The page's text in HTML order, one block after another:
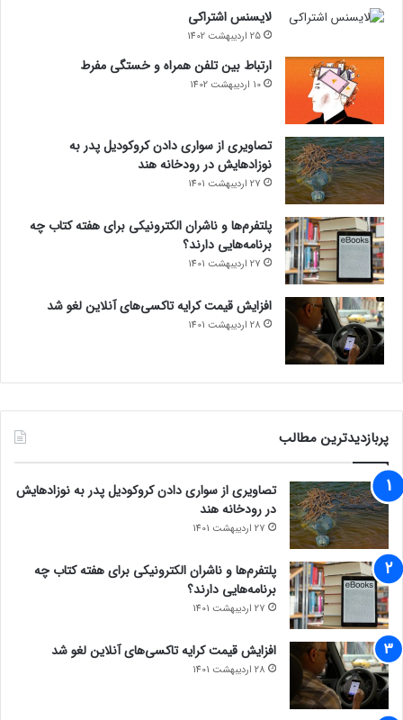
لایسنس اشتراکی
25 اردیبهشت 1402
ارتباط بین تلفن همراه و خستگی مفرط
10 اردیبهشت 1402
تصاویری از سواری دادن کروکودیل پدر به
نوزادهایش در رودخانه هند
27 اردیبهشت 1401
پلتفرم‌ها و ناشران الکترونیکی برای هفته کتاب چه
برنامه‌هایی دارند؟
27 اردیبهشت 1401
افزایش قیمت کرایه تاکسی‌های آنلاین لغو شد
28 اردیبهشت 1401
پربازدیدترین مطالب
تصاویری از سواری دادن کروکودیل پدر به نوزادهایش
در رودخانه هند
27 اردیبهشت 1401
پلتفرم‌ها و ناشران الکترونیکی برای هفته کتاب چه
برنامه‌هایی دارند؟
27 اردیبهشت 1401
افزایش قیمت کرایه تاکسی‌های آنلاین لغو شد
28 اردیبهشت 1401